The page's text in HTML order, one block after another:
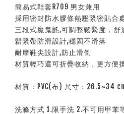
簡易式鞋套R709 男女兼用
採用密封防水膠條熱壓緊密貼合
三段式魔鬼氈,可調整鬆緊度，舒
鬆緊帶防滑設計,穩固不滑落
耐摩鞋尖設計,防止滑倒
材質輕巧還可折疊收納，更方便
材質：PVC(布) 尺寸：26.5~34
洗滌方式 1.限手洗 2.不可用甲